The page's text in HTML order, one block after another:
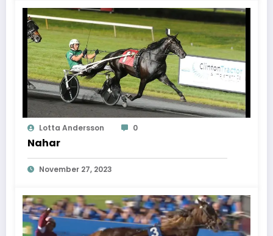
Lotta Andersson 0
Nahar
November 27, 2023